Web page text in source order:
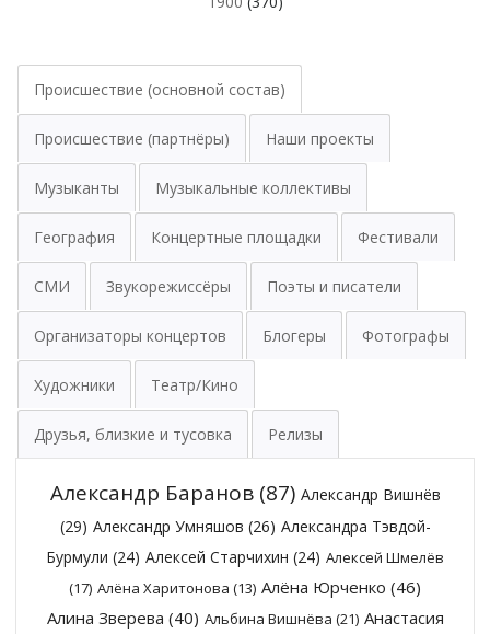
Происшествие (основной состав)
Происшествие (партнёры) Наши проекты
Музыканты Музыкальные коллективы
География Концертные площадки Фестивали
СМИ Звукорежиссёры Поэты и писатели
Организаторы концертов Блогеры Фотографы
Художники Театр/Кино
Друзья, близкие и тусовка Релизы
Александр Баранов(87) Александр Вишнёв
(29) Александр Умняшов (26) Александра Тэвдой-
Бурмули (24) Алексей Старчихин (24) Алексей Шмелёв
(17) Алёна Харитонова (13) Алёна Юрченко (46)
Алина Зверева (40) Альбина Вишнёва (21) Анастасия